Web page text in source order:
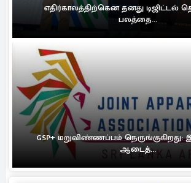
எதிர்காலத்திற்கென தனது டிஜிட்டல்
பலத்தை...
GSP+ மறுவிண்ணப்பம்
ஆடைத்...